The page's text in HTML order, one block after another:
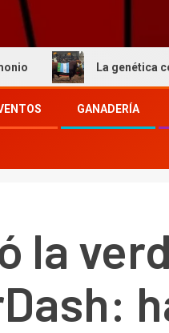
La genética cordobesa
GANADERÍA
la